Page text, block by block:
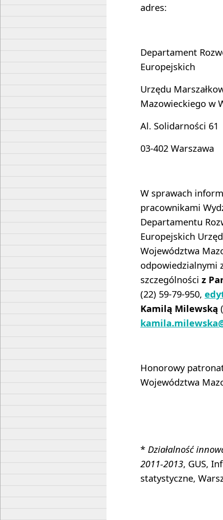
adres:
Departament
Europejskich
Urzędu
Mazowieckiego w
Al. Solidarności 61
03-402 Warszawa
W sprawach
pracownikami
Departamentu
Europejskich
Województwa
odpowiedzialnymi
szczególności z
(22) 59-79-950,
Kamilą Milewską
Honorowy
Województwa
* Działalność
2011-2013, GUS,
statystyczne,